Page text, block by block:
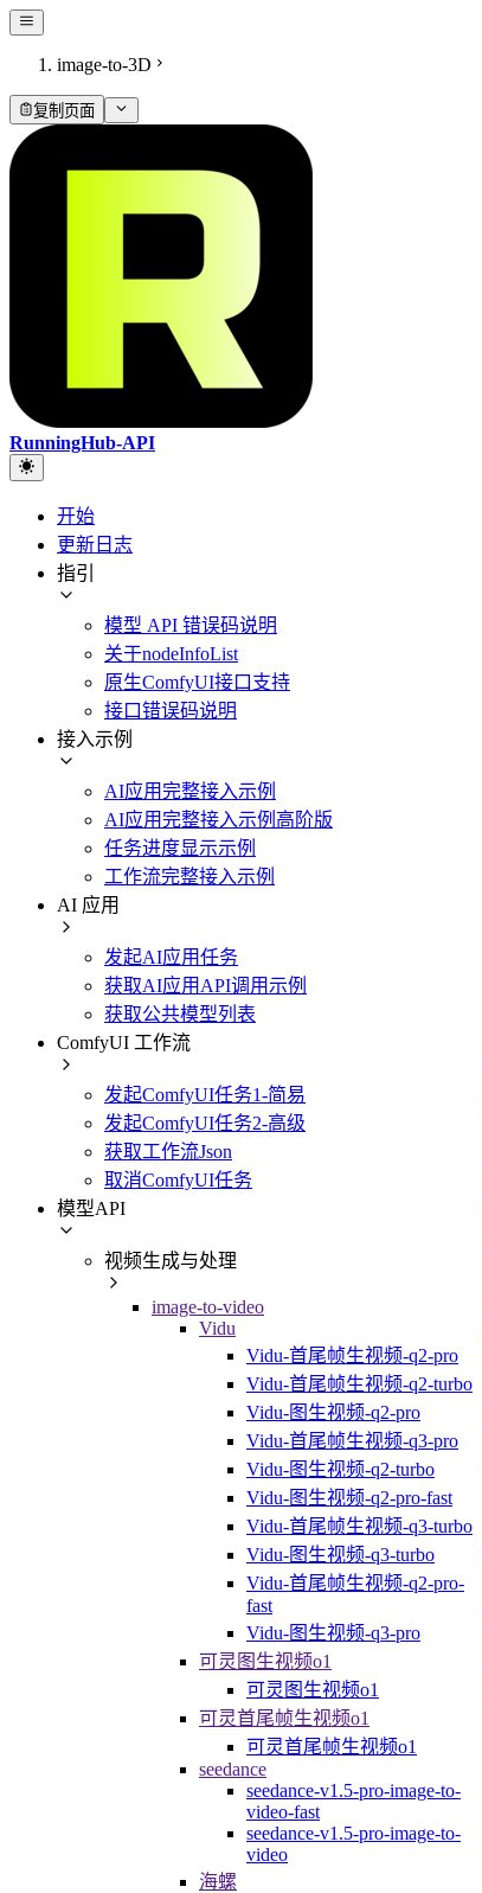
image-to-3D
复制页面
RunningHub-API
开始
更新日志
指引
模型 API 错误码说明
关于nodeInfoList
原生ComfyUI接口支持
接口错误码说明
接入示例
AI应用完整接入示例
AI应用完整接入示例高阶版
任务进度显示示例
工作流完整接入示例
AI 应用
发起AI应用任务
获取AI应用API调用示例
获取公共模型列表
ComfyUI 工作流
发起ComfyUI任务1-简易
发起ComfyUI任务2-高级
获取工作流Json
取消ComfyUI任务
模型API
视频生成与处理
image-to-video
Vidu
Vidu-首尾帧生视频-q2-pro
Vidu-首尾帧生视频-q2-turbo
Vidu-图生视频-q2-pro
Vidu-首尾帧生视频-q3-pro
Vidu-图生视频-q2-turbo
Vidu-图生视频-q2-pro-fast
Vidu-首尾帧生视频-q3-turbo
Vidu-图生视频-q3-turbo
Vidu-首尾帧生视频-q2-pro-
fast
Vidu-图生视频-q3-pro
可灵图生视频o1
可灵图生视频o1
可灵首尾帧生视频o1
可灵首尾帧生视频o1
seedance
seedance-v1.5-pro-image-to-
video-fast
seedance-v1.5-pro-image-to-
video
海螺